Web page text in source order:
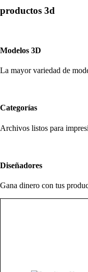
productos 3d
Modelos 3D
La mayor variedad de
Categorías
Archivos listos para
Diseñadores
Gana dinero con tus